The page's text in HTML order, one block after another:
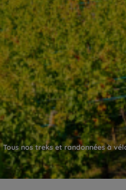
Tous nos treks et randonnées à